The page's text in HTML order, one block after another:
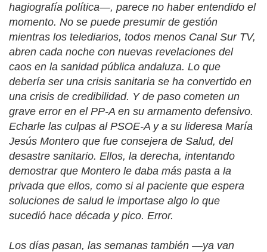
hagiografía política—, parece no haber entendido el
momento. No se puede presumir de gestión
mientras los telediarios, todos menos Canal Sur TV,
abren cada noche con nuevas revelaciones del
caos en la sanidad pública andaluza. Lo que
debería ser una crisis sanitaria se ha convertido en
una crisis de credibilidad. Y de paso cometen un
grave error en el PP-A en su armamento defensivo.
Echarle las culpas al PSOE-A y a su lideresa María
Jesús Montero que fue consejera de Salud, del
desastre sanitario. Ellos, la derecha, intentando
demostrar que Montero le daba más pasta a la
privada que ellos, como si al paciente que espera
soluciones de salud le importase algo lo que
sucedió hace década y pico. Error.
Los días pasan, las semanas también —ya van